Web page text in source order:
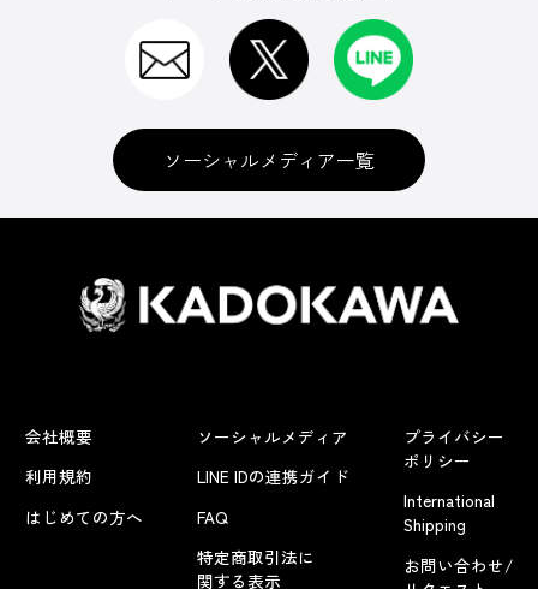
ソーシャルメディア一覧
会社概要
利用規約
はじめての方へ
ソーシャルメディア
LINE IDの連携ガイド
FAQ
特定商取引法に
関する表示
プライバシー
ポリシー
International
Shipping
お問い合わせ/